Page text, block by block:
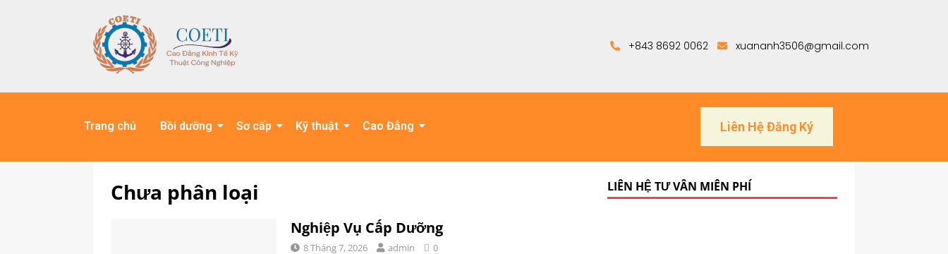
+843 8692 0062 xuananh3506@gmail.com
Trang chủ Bồi dưỡng Sơ cấp Kỹ thuật Cao Đẳng Liên Hệ Đăng Ký
Chưa phân loại
Nghiệp Vụ Cấp Dưỡng
8 Tháng 7, 2026 admin 0
LIÊN HỆ TƯ VẤN MIỄN PHÍ